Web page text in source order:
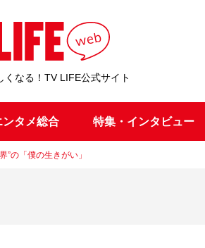
くなる！TV LIFE公式サイト
ンタメ総合 特集・インタビュー
の「僕の生きがい」